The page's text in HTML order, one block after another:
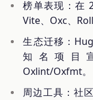
榜单表现：在
Vite、Oxc、
生态迁移：
知名项目
Oxlint/Oxfmt。
周边工具：社